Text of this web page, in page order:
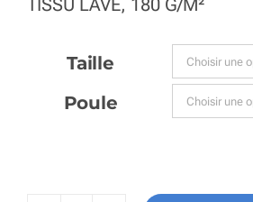
TISSU LAVÉ, 180 G/M²
Taille
Poule